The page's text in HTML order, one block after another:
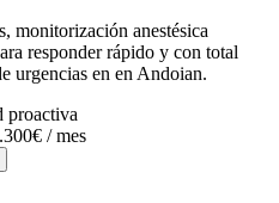
monitorización anestésica
responder rápido y con total
urgencias en en Andoian.
proactiva
/ mes